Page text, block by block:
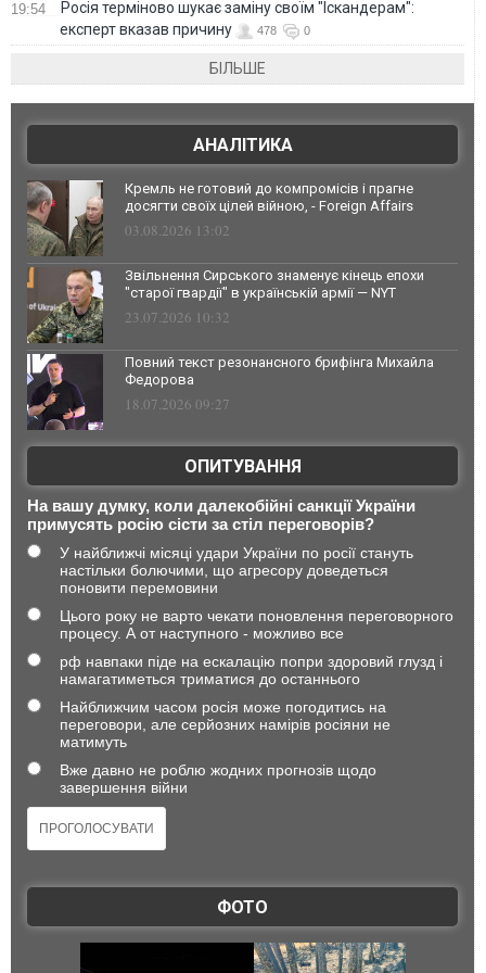
19:54
Росія терміново шукає заміну своїм "Іскандерам":
експерт вказав причину
478 0
БІЛЬШЕ
АНАЛІТИКА
Кремль не готовий до компромісів і прагне
досягти своїх цілей війною, - Foreign Affairs
03.08.2026 13:02
Звільнення Сирського знаменує кінець епохи
"старої гвардії" в українській армії — NYT
23.07.2026 10:32
Повний текст резонансного брифінга Михайла
Федорова
18.07.2026 09:27
ОПИТУВАННЯ
На вашу думку, коли далекобійні санкції України
примусять росію сісти за стіл переговорів?
У найближчі місяці удари України по росії стануть
настільки болючими, що агресору доведеться
поновити перемовини
Цього року не варто чекати поновлення переговорного
процесу. А от наступного - можливо все
рф навпаки піде на ескалацію попри здоровий глузд і
намагатиметься триматися до останнього
Найближчим часом росія може погодитись на
переговори, але серйозних намірів росіяни не
матимуть
Вже давно не роблю жодних прогнозів щодо
завершення війни
ФОТО